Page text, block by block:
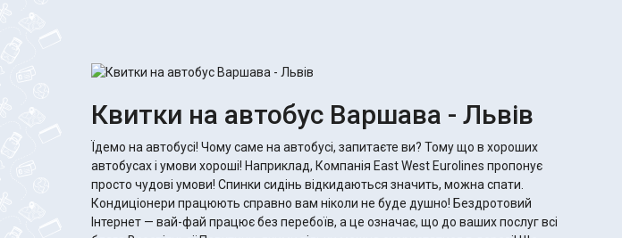
Квитки на автобус Варшава - Львів
Їдемо на автобусі! Чому саме на автобусі, запитаєте ви? Тому що в хороших
автобусах і умови хороші! Наприклад, Компанія East West Eurolines пропонує
просто чудові умови! Спинки сидінь відкидаються значить, можна спати.
Кондиціонери працюють справно вам ніколи не буде душно! Бездротовий
Інтернет — вай-фай працює без перебоїв, а це означає, що до ваших послуг всі